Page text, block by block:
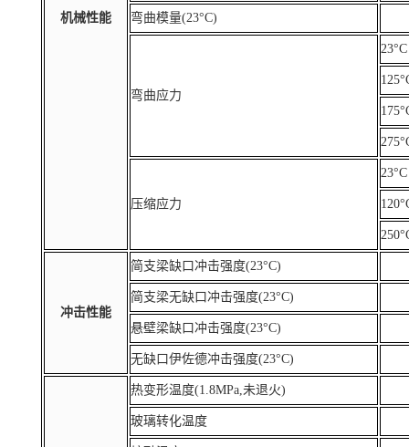
机械性能 弯曲模量(23°C)
弯曲应力
23°C
压缩应力
23°C
冲击性能
简支梁缺口冲击强度(23°C)
简支梁无缺口冲击强度(23°C)
悬壁梁缺口冲击强度(23°C)
无缺口伊佐德冲击强度(23°C)
热变形温度(1.8MPa,未退火)
玻璃转化温度